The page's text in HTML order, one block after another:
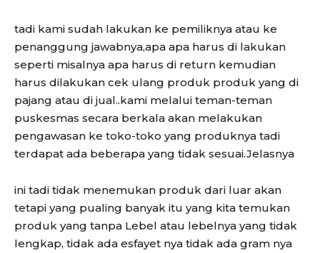
tadi kami sudah lakukan ke pemiliknya atau ke
penanggung jawabnya,apa apa harus di lakukan
seperti misalnya apa harus di return kemudian
harus dilakukan cek ulang produk produk yang di
pajang atau di jual..kami melalui teman-teman
puskesmas secara berkala akan melakukan
pengawasan ke toko-toko yang produknya tadi
terdapat ada beberapa yang tidak sesuai.Jelasnya
ini tadi tidak menemukan produk dari luar akan
tetapi yang pualing banyak itu yang kita temukan
produk yang tanpa Lebel atau lebelnya yang tidak
lengkap, tidak ada esfayet nya tidak ada gram nya